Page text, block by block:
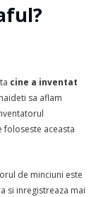
cine a inventat
sa aflam
foloseste aceasta
de minciuni este
si inregistreaza mai